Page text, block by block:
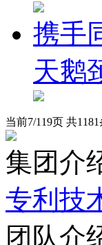
携手
天鹅
当前7/119页 共
集团介
专利技
团队介